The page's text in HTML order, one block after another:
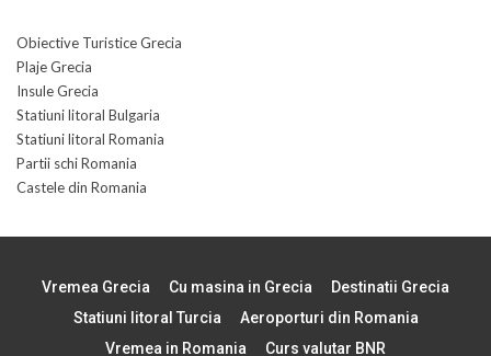
Obiective Turistice Grecia
Plaje Grecia
Insule Grecia
Statiuni litoral Bulgaria
Statiuni litoral Romania
Partii schi Romania
Castele din Romania
Vremea Grecia Cu masina in Grecia
Destinatii Grecia
Statiuni litoral Turcia
Aeroporturi din Romania
Vremea in Romania
Curs valutar BNR